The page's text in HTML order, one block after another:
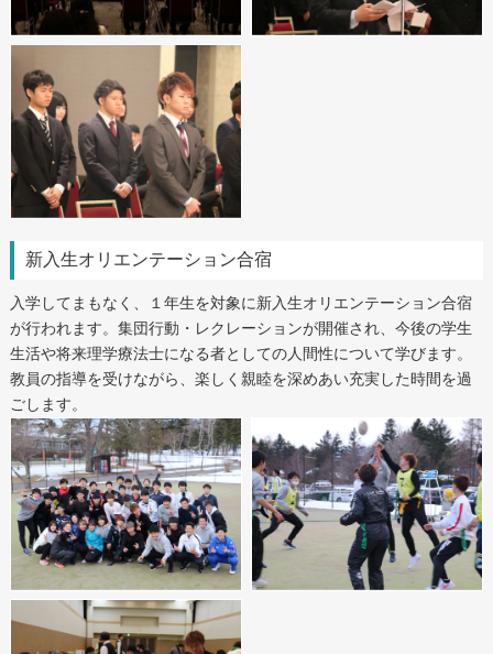
新入生オリエンテーション合宿
入学してまもなく、１年生を対象に新入生オリエンテーション合宿
が行われます。集団行動・レクレーションが開催され、今後の学生
生活や将来理学療法士になる者としての人間性について学びます。
教員の指導を受けながら、楽しく親睦を深めあい充実した時間を過
ごします。